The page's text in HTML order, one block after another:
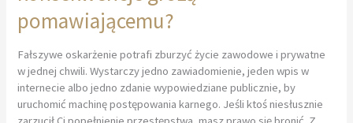
pomawiającemu?
Fałszywe oskarżenie potrafi zburzyć życie zawodowe i prywatne
w jednej chwili. Wystarczy jedno zawiadomienie, jeden wpis w
internecie albo jedno zdanie wypowiedziane publicznie, by
uruchomić machinę postępowania karnego. Jeśli ktoś niesłusznie